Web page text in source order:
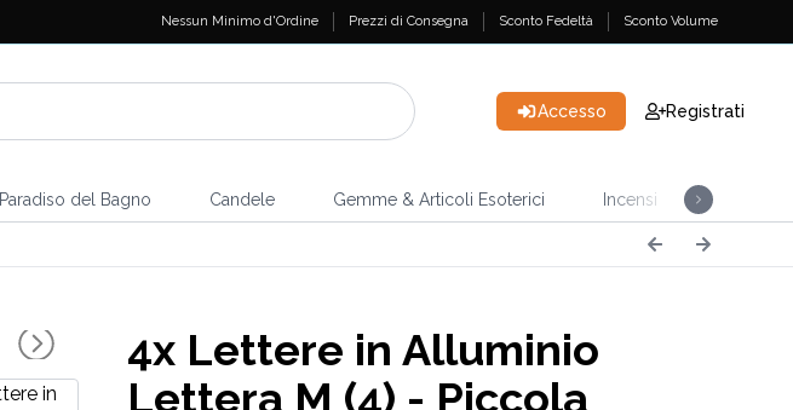
Nessun Minimo d'Ordine Prezzi di Consegna Sconto Fedeltà Sconto Volume
Accesso Registrati
Paradiso del Bagno Candele Gemme & Articoli Esoterici Incensi
4xLettere in Alluminio
Lettera M (4) - Piccola